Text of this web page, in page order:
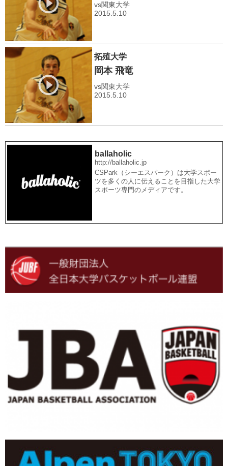
vs関東大学
2015.5.10
拓殖大学
岡本 飛竜
vs関東大学
2015.5.10
ballaholic
http://ballaholic.jp
CSPark（シーエスパーク）は大学スポー
ツを多くの人に伝えることを目指した大学
スポーツ専門のメディアです。